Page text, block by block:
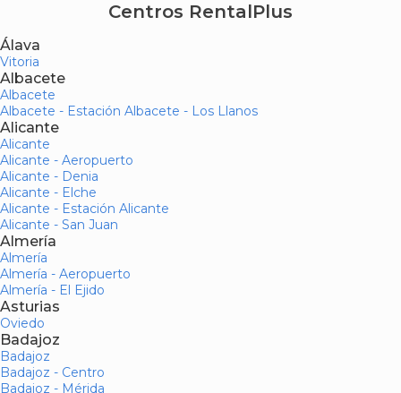
Centros RentalPlus
Álava
Vitoria
Albacete
Albacete
Albacete - Estación Albacete - Los Llanos
Alicante
Alicante
Alicante - Aeropuerto
Alicante - Denia
Alicante - Elche
Alicante - Estación Alicante
Alicante - San Juan
Almería
Almería
Almería - Aeropuerto
Almería - El Ejido
Asturias
Oviedo
Badajoz
Badajoz
Badajoz - Centro
Badajoz - Mérida